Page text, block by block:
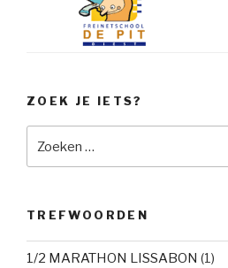
ZOEK JE IETS?
TREFWOORDEN
1/2 MARATHON LISSABON (1)